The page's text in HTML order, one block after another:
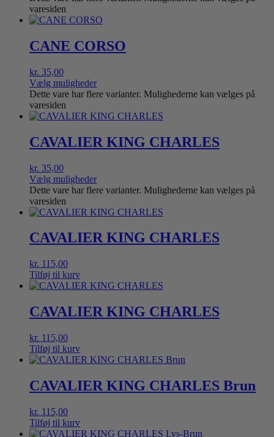
varesiden
CANE CORSO
kr. 35,00
Vælg muligheder
Dette vare har flere varianter. Mulighederne kan vælges på
varesiden
CAVALIER KING CHARLES
kr. 35,00
Vælg muligheder
Dette vare har flere varianter. Mulighederne kan vælges på
varesiden
CAVALIER KING CHARLES
kr. 115,00
Tilføj til kurv
CAVALIER KING CHARLES
kr. 115,00
Tilføj til kurv
CAVALIER KING CHARLES Brun
kr. 115,00
Tilføj til kurv